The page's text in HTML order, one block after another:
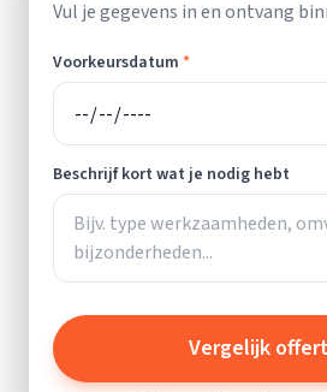
Vul je gegevens in en ontvang
Voorkeursdatum *
Beschrijf kort wat je nodig hebt
Vergelijk